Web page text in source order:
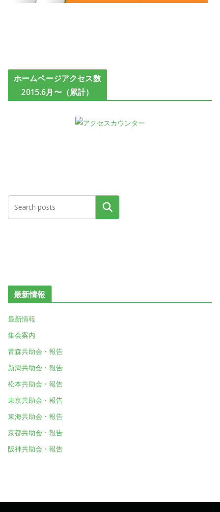
ホームページアクセス数
2015.6月〜（累計）
検索
最新情報
最新情報
集会案内
青森共助会・報告
新潟共助会・報告
松本共助会・報告
東京共助会・報告
東海共助会・報告
京都共助会・報告
阪神共助会・報告